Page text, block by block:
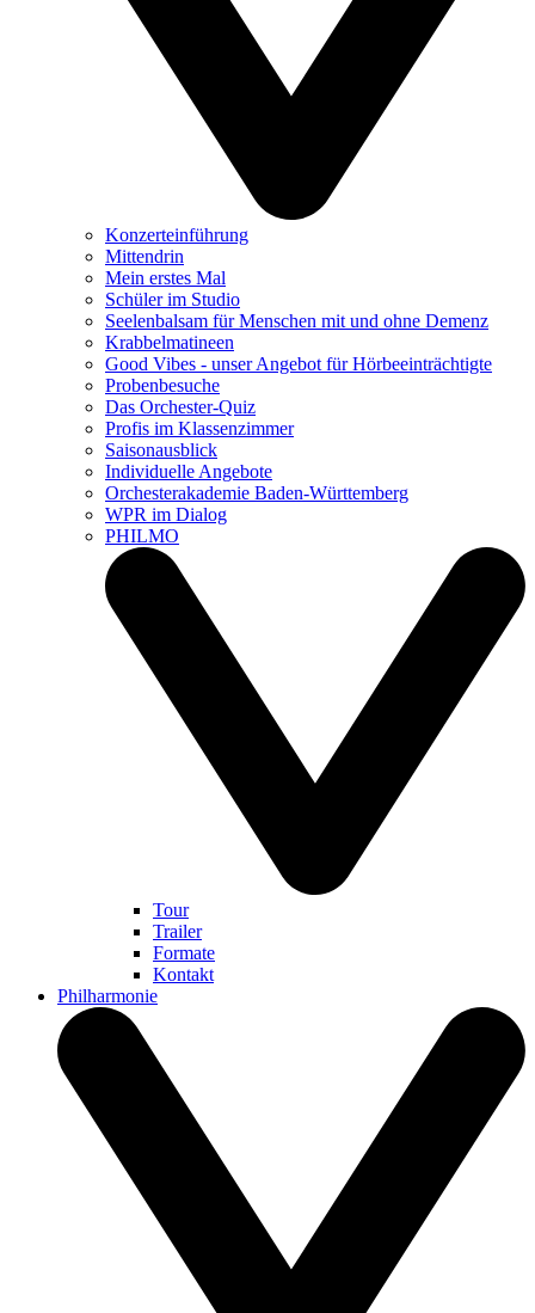
Konzerteinführung
Mittendrin
Mein erstes Mal
Schüler im Studio
Seelenbalsam für Menschen mit und ohne Demenz
Krabbelmatineen
Good Vibes - unser Angebot für Hörbeeinträchtigte
Probenbesuche
Das Orchester-Quiz
Profis im Klassenzimmer
Saisonausblick
Individuelle Angebote
Orchesterakademie Baden-Württemberg
WPR im Dialog
PHILMO
Tour
Trailer
Formate
Kontakt
Philharmonie